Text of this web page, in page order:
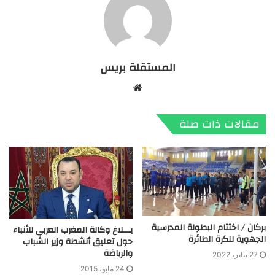
المستقلة بريس
مقالات ذات صلة
بركان / اختتام البطولة المدرسية
الجهوية للكرة الطائرة
27 يناير، 2022
بـــلاغ وكالة المغرب العربي للأنباء
حول تعليق أنشطة وزير الشباب
والرياضة
24 مايو، 2015